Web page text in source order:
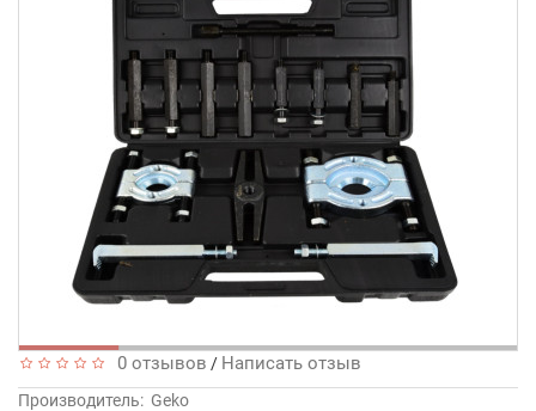
0 отзывов / Написать отзыв
Производитель: Geko